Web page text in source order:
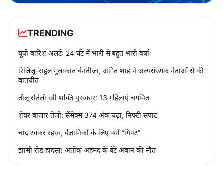
TRENDING
यूपी बारिश अलर्ट: 24 घंटे में भारी से बहुत भारी वर्षा
रिजिजू–राहुल मुलाकात बेनतीजा, अमित शाह ने अल्पसंख्यक नेताओं से की
बातचीत
तीलू रौतेली स्त्री शक्ति पुरस्कार: 13 महिलाएं चयनित
शेयर बाजार तेजी: सेंसेक्स 374 अंक चढ़ा, निफ्टी सपाट
चांद टक्कर रहस्य, वैज्ञानिकों के लिए क्यों “गिफ्ट”
झांसी रोड हादसा: अतीक अहमद के बेटे अबान की मौत